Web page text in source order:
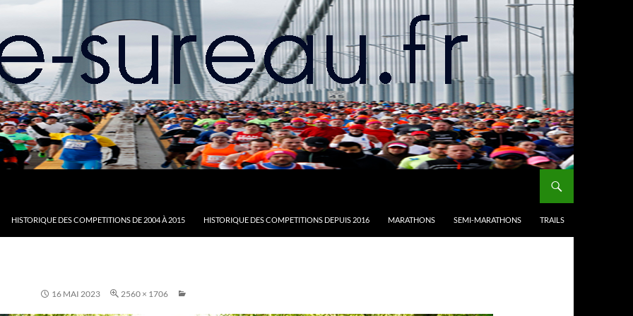
HISTORIQUE DES COMPETITIONS DE 2004 À 2015 HISTORIQUE DES COMPETITIONS DEPUIS 2016 MARATHONS SEMI-MARATHONS TRAILS
16 MAI 2023 2560 × 1706